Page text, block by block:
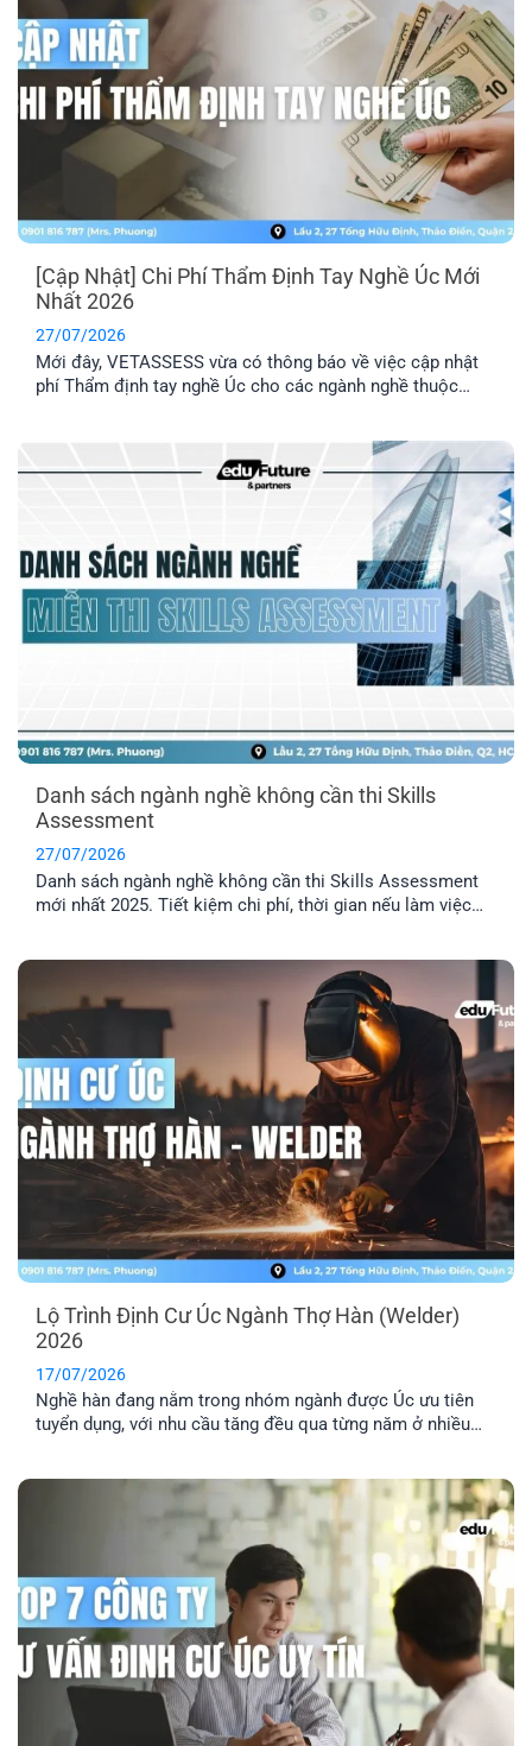
[Cập Nhật] Chi Phí Thẩm Định Tay Nghề Úc Mới
Nhất 2026
27/07/2026
Mới đây, VETASSESS vừa có thông báo về việc cập nhật
phí Thẩm định tay nghề Úc cho các ngành nghề thuộc
Danh sách ngành nghề không cần thi Skills
Assessment
27/07/2026
Danh sách ngành nghề không cần thi Skills Assessment
mới nhất 2025. Tiết kiệm chi phí, thời gian nếu làm việc
Lộ Trình Định Cư Úc Ngành Thợ Hàn (Welder)
2026
17/07/2026
Nghề hàn đang nằm trong nhóm ngành được Úc ưu tiên
tuyển dụng, với nhu cầu tăng đều qua từng năm ở nhiều
visa phù hợp, điều kiện cần và [...]